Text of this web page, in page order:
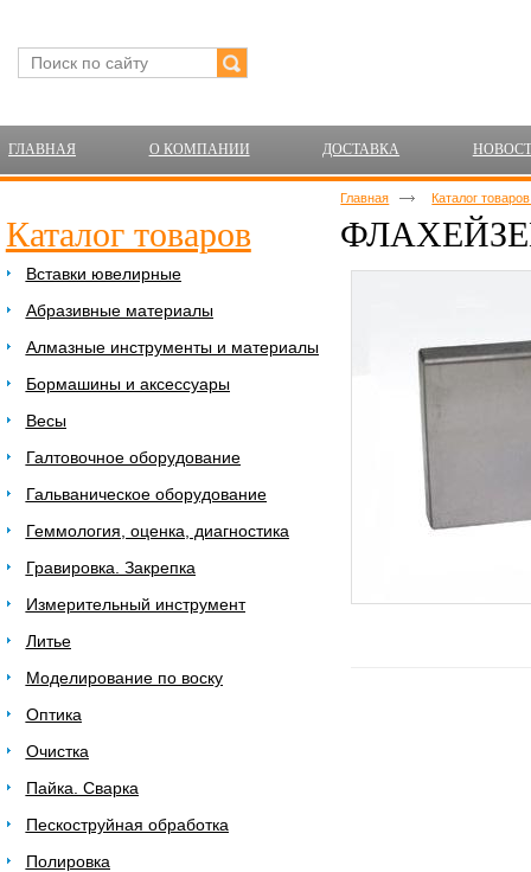
ГЛАВНАЯ О КОМПАНИИ ДОСТАВКА
Каталог товаров
Вставки ювелирные
Абразивные материалы
Алмазные инструменты и материалы
Бормашины и аксессуары
Весы
Галтовочное оборудование
Гальваническое оборудование
Геммология, оценка, диагностика
Гравировка. Закрепка
Измерительный инструмент
Литье
Моделирование по воску
Оптика
Очистка
Пайка. Сварка
Пескоструйная обработка
Полировка
Главная Каталог